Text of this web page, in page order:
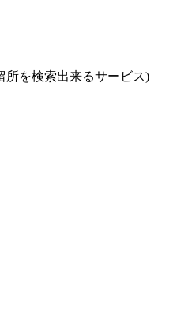
所を検索出来るサービス)